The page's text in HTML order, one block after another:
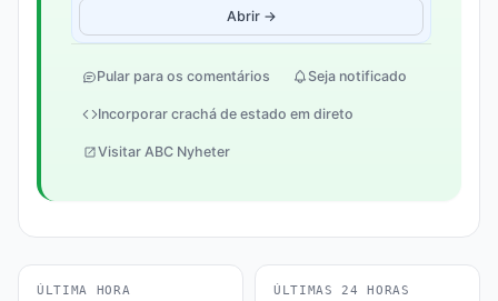
Abrir →
Pular para os comentários Seja notificado
Incorporar crachá de estado em direto
Visitar ABC Nyheter
ÚLTIMA HORA ÚLTIMAS 24 HORAS